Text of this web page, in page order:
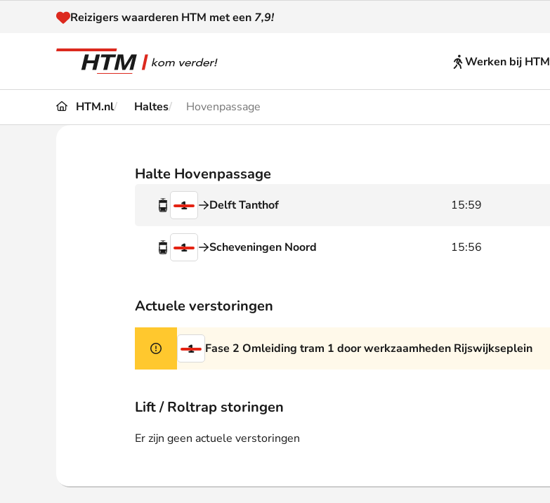
Naar inhoud
Reizigers waarderen HTM met een 7,9!
Werken bij HTM
Omleidingen en
Klantenservice
Haagse Hopper
HTM.nl Haltes Hovenpassage
Halte Hovenpassage
1 15:59
Delft Tanthof
1 15:56
Scheveningen Noord
Actuele verstoringen
1 Fase 2 Omleiding tram 1 door werkzaamheden Rijswijkseplein
Lift / Roltrap storingen
Er zijn geen actuele verstoringen